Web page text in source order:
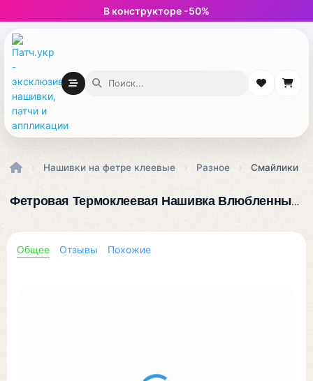
В конструкторе -50%
› Нашивки на фетре клеевые › Разное › Смайлики
Фетровая Термоклеевая Нашивка Влюбленный Смайлик: Растопи Сердца Своим Стилем!
Общее Отзывы Похожие